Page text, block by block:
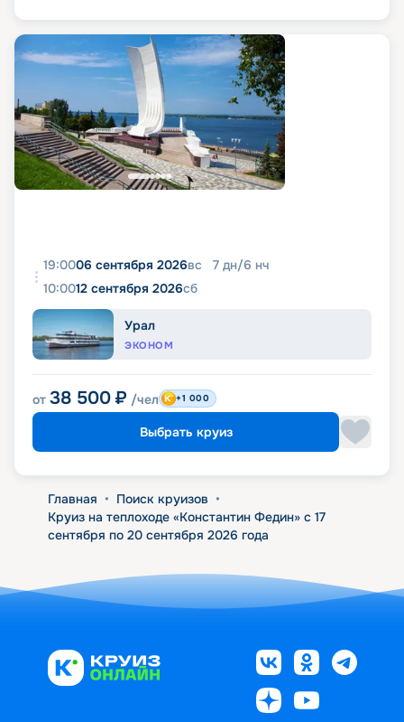
19:0006 сентября 2026вс 7 дн/6 нч
10:0012 сентября 2026сб
Урал
ЭКОНОМ
от 38 500 ₽ /чел +1 000
Выбрать круиз
Главная • Поиск круизов •
Круиз на теплоходе «Константин Федин» с 17
сентября по 20 сентября 2026 года